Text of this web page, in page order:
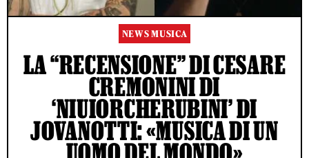
NEWS MUSICA
LA “RECENSIONE” DI CESARE
CREMONINI DI
‘NIUIORCHERUBINI’ DI
JOVANOTTI: «MUSICA DI UN